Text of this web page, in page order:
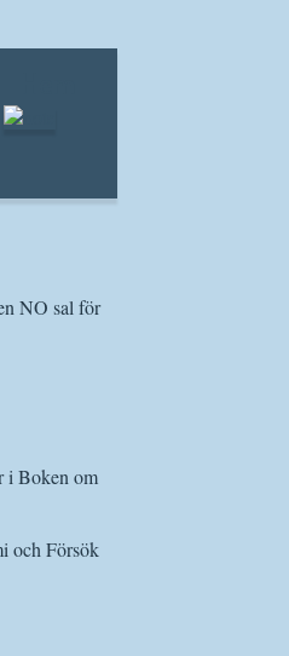
NO sal för
i Boken om
och Försök